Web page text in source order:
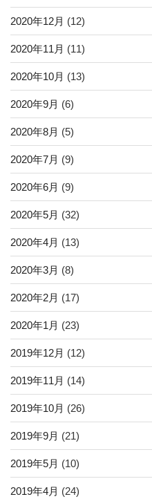
2020年12月 (12)
2020年11月 (11)
2020年10月 (13)
2020年9月 (6)
2020年8月 (5)
2020年7月 (9)
2020年6月 (9)
2020年5月 (32)
2020年4月 (13)
2020年3月 (8)
2020年2月 (17)
2020年1月 (23)
2019年12月 (12)
2019年11月 (14)
2019年10月 (26)
2019年9月 (21)
2019年5月 (10)
2019年4月 (24)